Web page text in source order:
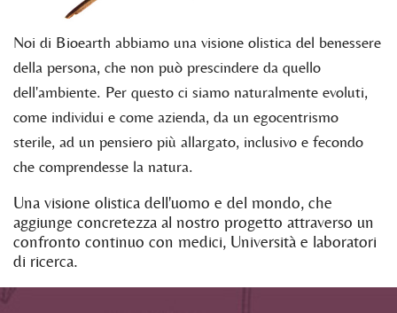
Noi di Bioearth abbiamo una visione olistica del benessere
della persona, che non può prescindere da quello
dell'ambiente. Per questo ci siamo naturalmente evoluti,
come individui e come azienda, da un egocentrismo
sterile, ad un pensiero più allargato, inclusivo e fecondo
che comprendesse la natura.
Una visione olistica dell'uomo e del mondo, che
aggiunge concretezza al nostro progetto attraverso un
confronto continuo con medici, Università e laboratori
di ricerca.